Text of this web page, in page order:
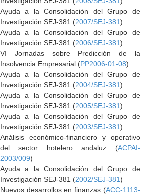
Ayuda a la Consolidación del Grupo de
Investigación SEJ-381 (2007/SEJ-381)
Ayuda a la Consolidación del Grupo de
Investigación SEJ-381 (2006/SEJ-381)
VI Jornadas sobre Predicción de la
Insolvencia Empresarial (PP2006-01-08)
Ayuda a la Consolidación del Grupo de
Investigación SEJ-381 (2004/SEJ-381)
Ayuda a la Consolidación del Grupo de
Investigación SEJ-381 (2005/SEJ-381)
Ayuda a la Consolidación del Grupo de
Investigación SEJ-381 (2003/SEJ-381)
Análisis económico-financiero y operativo
del sector hotelero andaluz (ACPAI-
2003/009)
Ayuda a la Consolidación del Grupo de
Investigación SEJ-381 (2002/SEJ-381)
Nuevos desarrollos en finanzas (ACC-1113-